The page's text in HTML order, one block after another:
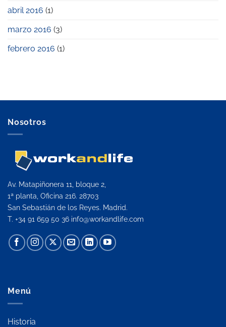
abril 2016 (1)
marzo 2016 (3)
febrero 2016 (1)
Nosotros
Av. Matapiñonera 11, bloque 2,
1ª planta, Oficina 216. 28703
San Sebastián de los Reyes. Madrid.
T. +34 91 659 50 36 info@workandlife.com
Menú
Historia